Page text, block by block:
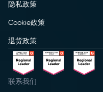
隐私政策
Cookie政策
退货政策
联系我们